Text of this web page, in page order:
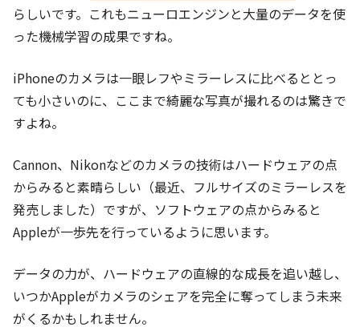
らしいです。これもニューロエンジンと大量のデータを使
った機械学習の成果ですね。
iPhoneのカメラは一眼レフやミラーレスに比べるととっ
ても小さいのに、ここまで綺麗な写真が撮れるのは驚きで
すよね。
Cannon、Nikonなどのカメラの技術はハードウェアの点
からみると素晴らしい（最近、フルサイズのミラーレスを
発売しました）ですが、ソフトウェアの点からみると
Appleが一歩先を行っているように思います。
データの力が、ハードウェアの直線的な成長を追い越し、
いつかAppleがカメラのシェアを完全に奪ってしまう未来
がくるかもしれません。